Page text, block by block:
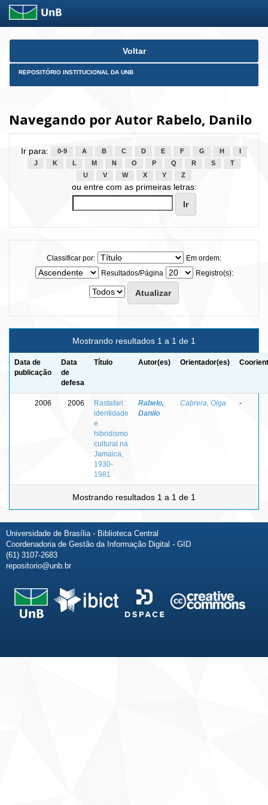
Skip
Voltar
REPOSITÓRIO INSTITUCIONAL DA UNB
Navegando por Autor Rabelo, Danilo
Ir para: 0-9 A B C D E F G H
J
K L M N O P Q R S
T
U
V W X Y Z
ou entre com as primeiras letras:
Classificar por:
Em ordem:
Resultados/Página
Registro(s):
Mostrando resultados 1 a 1 de 1
Data de
publicação
Data
de
defesa
Título Autor(es) Orientador(es)
2006 2006
Rastafari :
identidade
e
hibridismo
cultural na
Jamaica,
1930-
1981
Rabelo,
Danilo
Cabrera, Olga -
Mostrando resultados 1 a 1 de 1
Universidade de Brasília - Biblioteca Central
Coordenadoria de Gestão da Informação Digital - GID
(61) 3107-2683
repositorio@unb.br